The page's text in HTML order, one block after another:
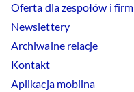
Oferta dla zespołów i firm
Newslettery
Archiwalne relacje
Kontakt
Aplikacja mobilna